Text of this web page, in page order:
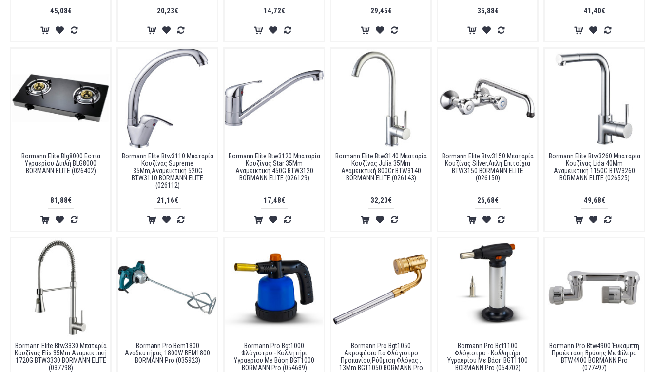
45,08€ 20,23€ 14,72€ 29,45€ 35,88€ 41,40€
Bormann Elite Blg8000 Εστία
Υγραερίου Διπλή BLG8000
BORMANN ELITE (026402)
81,88€
Bormann Elite Btw3110 Μπαταρία
Κουζίνας Supreme
35Mm,Αναμεικτική 520G
BTW3110 BORMANN ELITE
(026112)
21,16€
Bormann Elite Btw3120 Μπαταρία
Κουζίνας Star 35Mm
Αναμεικτική 450G BTW3120
BORMANN ELITE (026129)
17,48€
Bormann Elite Btw3140 Μπαταρία
Κουζίνας Julia 35Mm
Αναμεικτική 800Gr BTW3140
BORMANN ELITE (026143)
32,20€
Bormann Elite Btw3150 Μπαταρία
Κουζίνας Silver,Απλή Επιτοίχια
BTW3150 BORMANN ELITE
(026150)
26,68€
Bormann Elite Btw3260 Μπαταρία
Κουζίνας Lida 40Mm
Αναμεικτική 1150G BTW3260
BORMANN ELITE (026525)
49,68€
Bormann Elite Btw3330 Μπαταρία
Κουζίνας Elis 35Mm Αναμεικτική
1720G BTW3330 BORMANN ELITE
(037798)
Bormann Pro Bem1800
Αναδευτήρας 1800W BEM1800
BORMANN Pro (035923)
Bormann Pro Bgt1000
Φλόγιστρο - Κολλητήρι
Υγραερίου Με Βάση BGT1000
BORMANN Pro (054689)
Bormann Pro Bgt1050
Ακροφύσιο Για Φλόγιστρο
Προπανίου,Ρύθμιση Φλόγας ,
13Mm BGT1050 BORMANN Pro
Bormann Pro Bgt1100
Φλόγιστρο - Κολλητήρι
Υγραερίου Με Βάση BGT1100
BORMANN Pro (054702)
Bormann Pro Btw4900 Έυκαμπτη
Προέκταση Βρύσης Με Φίλτρο
BTW4900 BORMANN Pro
(077497)